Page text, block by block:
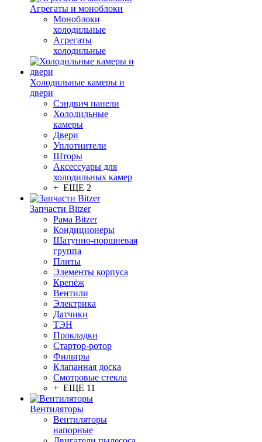
Агрегаты и моноблоки
Моноблоки
холодильные
Агрегаты
холодильные
Холодильные камеры и
двери
Сэндвич панели
Холодильные
камеры
Двери
Уплотнители
Шторы
Аксессуары для
холодильных камер
+ ЕЩЕ 2
Запчасти Bitzer
Рама Bitzer
Кондиционеры
Шатунно-поршневая
группа
Плиты
Элементы корпуса
Крепёж
Вентили
Электрика
Датчики
ТЭН
Прокладки
Стартор-ротор
Фильтры
Клапанная доска
Смотровые стекла
+ ЕЩЕ 11
Вентиляторы
Вентиляторы
напорные